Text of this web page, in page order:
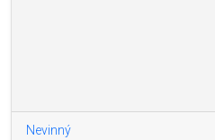
Nevinný